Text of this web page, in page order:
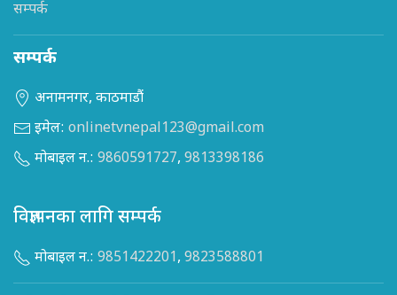
सम्पर्क
सम्पर्क
अनामनगर, काठमाडौं
इमेल: onlinetvnepal123@gmail.com
मोबाइल न.: 9860591727, 9813398186
विज्ञापनका लागि सम्पर्क
मोबाइल न.: 9851422201, 9823588801